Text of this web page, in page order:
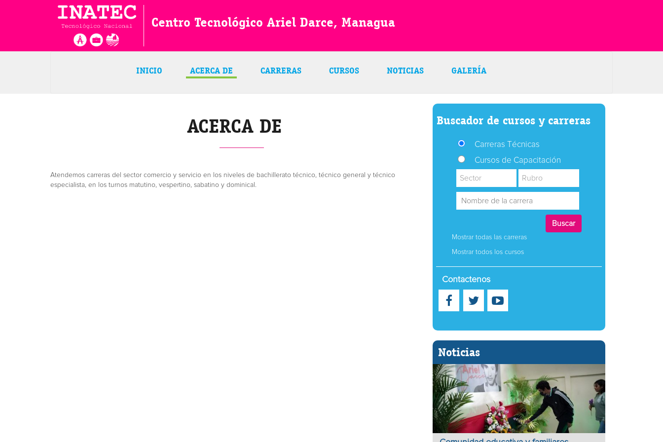
Centro Tecnológico Ariel Darce, Managua
INICIO ACERCA DE CARRERAS CURSOS NOTICIAS GALERÍA
ACERCA DE
Atendemos carreras del sector comercio y servicio en los niveles de bachillerato técnico, técnico general y técnico
especialista, en los turnos matutino, vespertino, sabatino y dominical.
Buscador de cursos y carreras
Carreras Técnicas
Cursos de Capacitación
Mostrar todas las carreras
Mostrar todos los cursos
Contactenos
Noticias